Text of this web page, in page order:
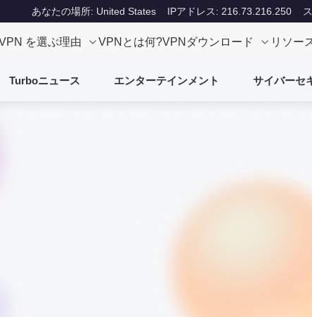
あなたの場所: United States IPアドレス: 216.73.216.250
を選ぶ理由 VPNとは何?VPNダウンロード リソー
Turboニュース エンターテインメント サイバーセ